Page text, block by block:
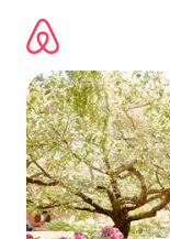
para
conteúdo